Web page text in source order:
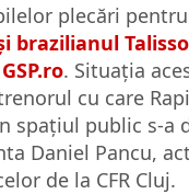
plecări
brazilianul
. Situația
cu care
spațiul public s-a
Daniel Pancu,
de la CFR Cluj.